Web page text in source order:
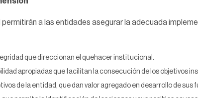
a las entidades asegurar la adecuada
que direccionan el quehacer institucional.
apropiadas que facilitan la consecución de los objetivos
de la entidad, que dan valor agregado en desarrollo de sus